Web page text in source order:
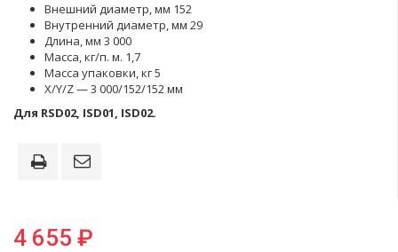
Внешний диаметр, мм 152
Внутренний диаметр, мм 29
Длина, мм 3 000
Масса, кг/п. м. 1,7
Масса упаковки, кг 5
X/Y/Z — 3 000/152/152 мм
Для RSD02, ISD01, ISD02.
4 655 ₽